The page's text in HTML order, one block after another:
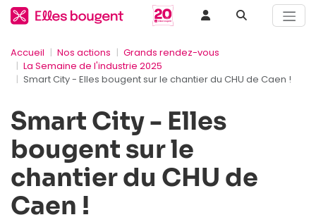
Accueil Nos actions
Grands rendez-vous
La Semaine de l'industrie 2025
Smart City - Elles bougent sur le chantier du CHU de Caen !
Smart City - Elles
bougent sur le
chantier du CHU de
Caen !